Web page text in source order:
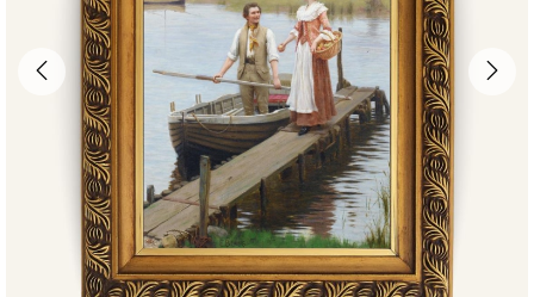
Trazemos a imponência dasmaiores obras de arte do mundo
alto padrão da sua casa. Nosso acervo reúne a genialidade degrandes
pintores renomados
, resgatando artes reais e o requinte inconfundível
das obras do
. Produção artesanal emCanvas 100% Algodão
molduras em
Madeira Maciçae impressão comPigmentação Mineral
QUALIDADE DE MUSEU GARANTIA ETERNA
Curadoria das Campanhas
A seleção de obras-primas apresentadas em nossos vídeos nas redes
sociais, reunidas aqui para sua apreciação.